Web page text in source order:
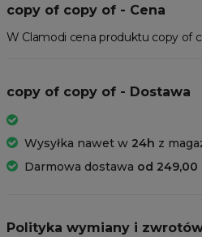
copy of copy of - Cena
W Clamodi cena produktu copy of
copy of copy of - Dostawa
Wysyłka nawet w 24h z
Darmowa dostawa od 249,00
Polityka wymiany i